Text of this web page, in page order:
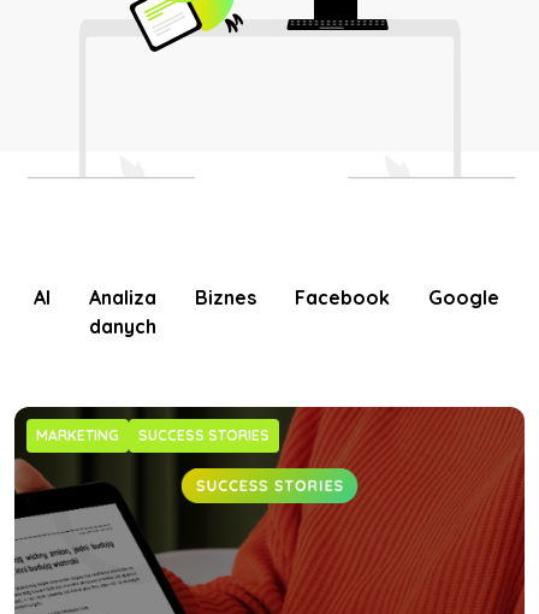
AI
Analiza
danych
Biznes Facebook Google
MARKETING SUCCESS STORIES